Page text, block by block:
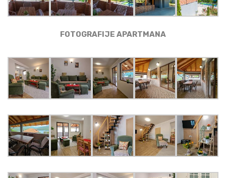
FOTOGRAFIJE APARTMANA